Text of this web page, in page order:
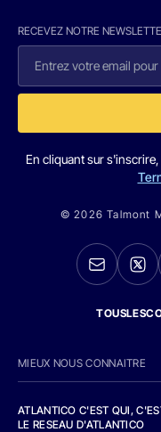
RECEVEZ NOTRE
En cliquant sur
© 2026 Talmont
MIEUX NOUS CONNAITRE
ATLANTICO C'EST QUI,
LE RESEAU D'ATLANTICO